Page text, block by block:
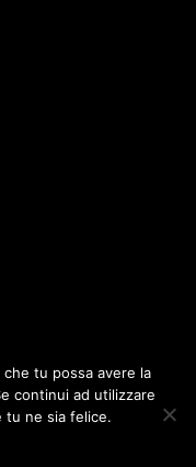
i diritti riservati - P.
tu possa avere la
continui ad utilizzare
tu ne sia felice.